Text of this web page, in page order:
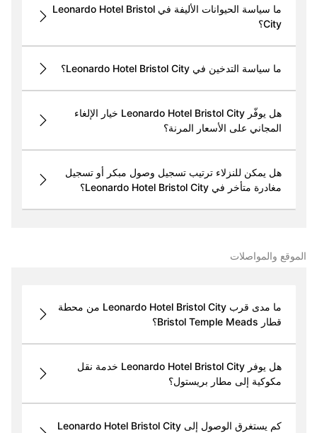
ما سياسة الحيوانات الأليفة في Leonardo Hotel Bristol
City؟
ما سياسة التدخين في Leonardo Hotel Bristol City؟
هل يوفّر Leonardo Hotel Bristol City خيار الإلغاء
المجاني على الأسعار المرنة؟
هل يمكن للنزلاء ترتيب تسجيل وصول مبكر أو تسجيل
مغادرة متأخر في Leonardo Hotel Bristol City؟
الموقع والمواصلات
ما مدى قرب Leonardo Hotel Bristol City من محطة
قطار Bristol Temple Meads؟
هل يوفر Leonardo Hotel Bristol City خدمة نقل
مكوكية إلى مطار بريستول؟
كم يستغرق الوصول إلى Leonardo Hotel Bristol City